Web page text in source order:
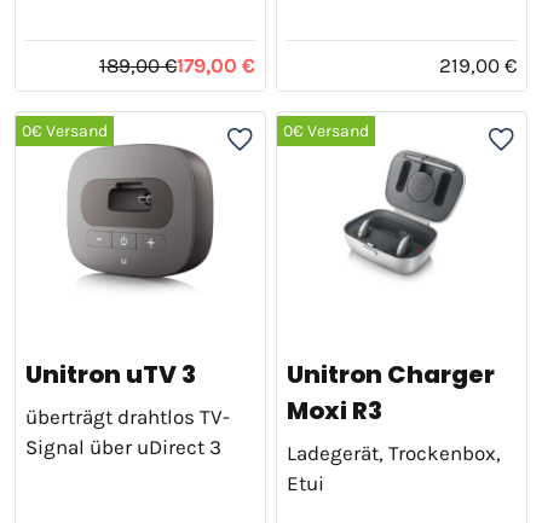
189,00 €179,00 € 219,00 €
0€ Versand
Unitron uTV 3
überträgt drahtlos TV-
Signal über uDirect 3
0€ Versand
Unitron Charger
Moxi R3
Ladegerät, Trockenbox,
Etui